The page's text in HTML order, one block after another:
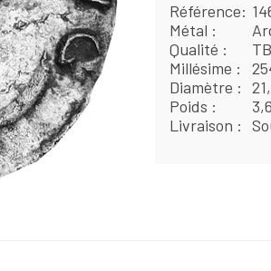
Référence
Métal
Qualité
TB
Millésime
Diamètre
Poids
Livraison